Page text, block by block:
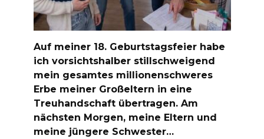
Auf meiner 18. Geburtstagsfeier habe
ich vorsichtshalber stillschweigend
mein gesamtes millionenschweres
Erbe meiner Großeltern in eine
Treuhandschaft übertragen. Am
nächsten Morgen, meine Eltern und
meine jüngere Schwester…